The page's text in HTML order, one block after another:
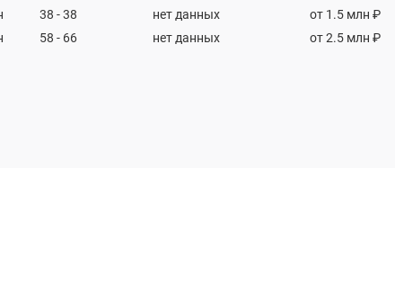
38 - 38 нет данных
от 1.5 млн ₽
58 - 66 нет данных от 2.5 млн ₽